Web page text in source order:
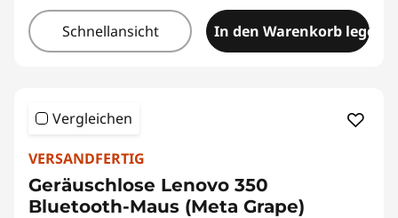
Schnellansicht In den Warenkorb legen
Vergleichen
VERSANDFERTIG
Geräuschlose Lenovo 350
Bluetooth-Maus (Meta Grape)